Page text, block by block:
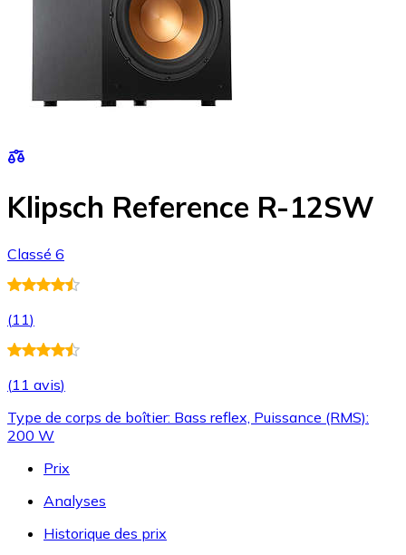
Klipsch Reference R-12SW
Classé 6
(11)
(11 avis)
Type de corps de boîtier: Bass reflex, Puissance (RMS):
200 W
Prix
Analyses
Historique des prix